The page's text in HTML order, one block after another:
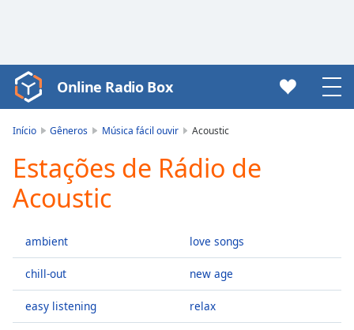
Video
Player
Play
Video
Play
Skip
Mute
Current
Time0:00
Online Radio Box
Início Gêneros Música fácil ouvir Acoustic
Estações de Rádio de
Acoustic
ambient
chill-out
easy listening
love songs
new age
relax